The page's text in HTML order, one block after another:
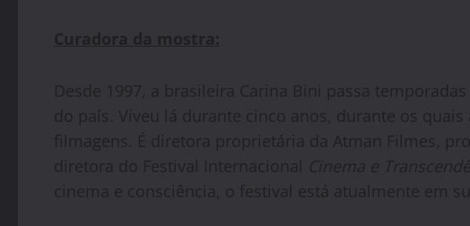
Curadora da mostra:
Desde 1997, a brasileira Carina Bini passa
do país. Viveu lá durante cinco anos, durante os
filmagens. É diretora proprietária da Atman Filmes,
diretora do Festival Internacional Cinema e
cinema e consciência, o festival está atualmente em